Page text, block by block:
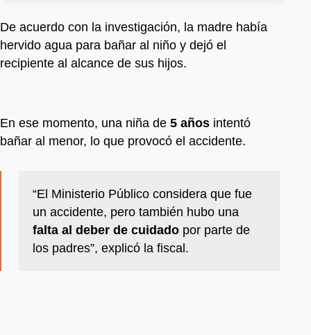
De acuerdo con la investigación, la madre había
hervido agua para bañar al niño y dejó el
recipiente al alcance de sus hijos.
En ese momento, una niña de 5 años intentó
bañar al menor, lo que provocó el accidente.
“El Ministerio Público considera que fue
un accidente, pero también hubo una
falta al deber de cuidado por parte de
los padres”, explicó la fiscal.